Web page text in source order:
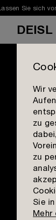
sich von
DEISL
Sauna
Infrarot
Outlet
Galerie
Team
Der
und
Wir
zu
zu
Sie
Mehr